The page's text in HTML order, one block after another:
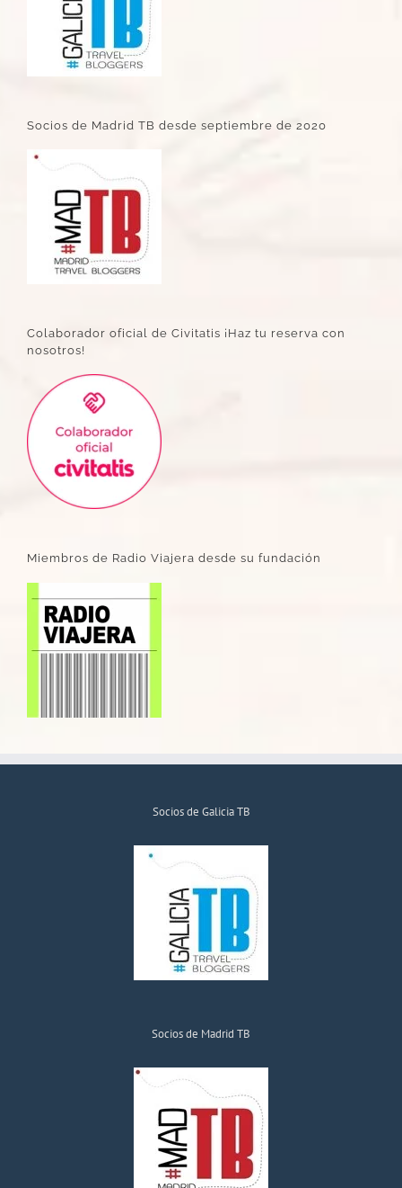
Socios de Madrid TB desde septiembre de 2020
Colaborador oficial de Civitatis ¡Haz tu reserva con
nosotros!
Miembros de Radio Viajera desde su fundación
Socios de Galicia TB
Socios de Madrid TB